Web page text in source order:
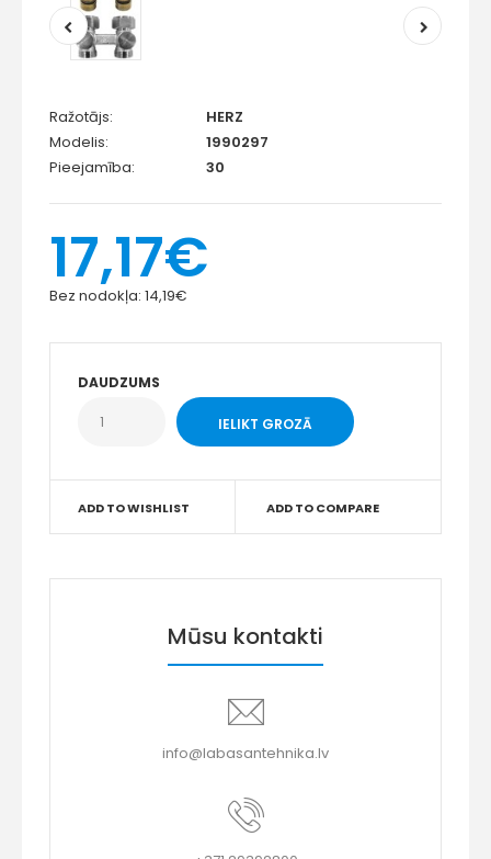
Ražotājs:
HERZ
Modelis:
1990297
Pieejamība:
30
17,17€
Bez nodokļa: 14,19€
DAUDZUMS
ADD TO WISHLIST ADD TO COMPARE
Mūsu kontakti
info@labasantehnika.lv